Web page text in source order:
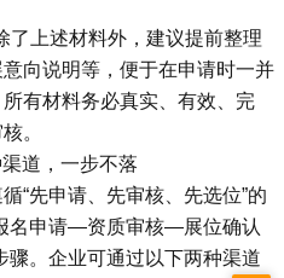
了上述材料外，建议提前整理
向说明等，便于在申请时一并
有材料务必真实、有效、完
。
道，一步不落
“先申请、先审核、先选位”的
名申请—资质审核—展位确认
。企业可通过以下两种渠道